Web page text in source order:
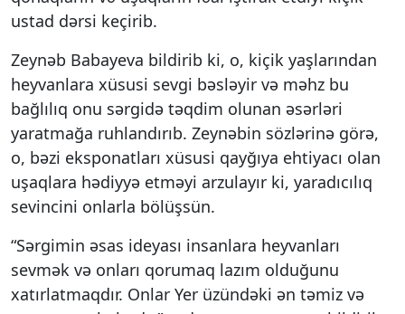
ustad dərsi keçirib.
Zeynəb Babayeva bildirib ki, o, kiçik yaşlarından
heyvanlara xüsusi sevgi bəsləyir və məhz bu
bağlılıq onu sərgidə təqdim olunan əsərləri
yaratmağa ruhlandırıb. Zeynəbin sözlərinə görə,
o, bəzi eksponatları xüsusi qayğıya ehtiyacı olan
uşaqlara hədiyyə etməyi arzulayır ki, yaradıcılıq
sevincini onlarla bölüşsün.
“Sərgimin əsas ideyası insanlara heyvanları
sevmək və onları qorumaq lazım olduğunu
xatırlatmaqdır. Onlar Yer üzündəki ən təmiz və